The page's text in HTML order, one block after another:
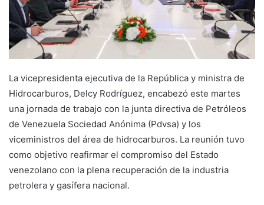
La vicepresidenta ejecutiva de la República y ministra de
Hidrocarburos, Delcy Rodríguez, encabezó este martes
una jornada de trabajo con la junta directiva de Petróleos
de Venezuela Sociedad Anónima (Pdvsa) y los
viceministros del área de hidrocarburos. La reunión tuvo
como objetivo reafirmar el compromiso del Estado
venezolano con la plena recuperación de la industria
petrolera y gasífera nacional.